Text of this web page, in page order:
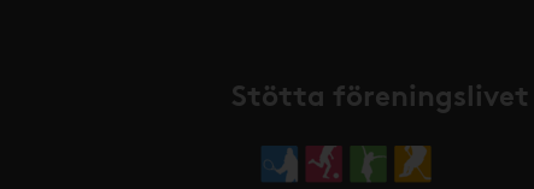
Stötta föreningslivet